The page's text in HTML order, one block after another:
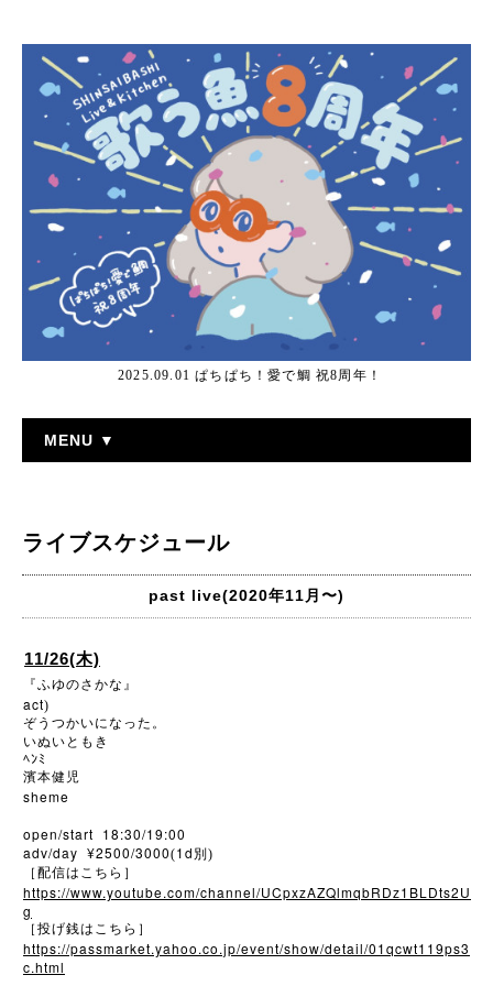
2025.09.01 ぱちぱち！愛で鯛 祝8周年！
MENU ▼
ライブスケジュール
past live(2020年11月〜)
11/26(木)
『ふゆのさかな』
act)
ぞうつかいになった。
いぬいともき
ﾍﾝﾐ
濱本健児
sheme
open/start 18:30/19:00
adv/day ¥2500/3000(1d 別)
［配信はこちら］
https://www.youtube.com/channel/UCpxzAZQlmqbRDz1BLDts2U
g
［投げ銭はこちら］
https://passmarket.yahoo.co.jp/event/show/detail/01qcwt119ps3
c.html